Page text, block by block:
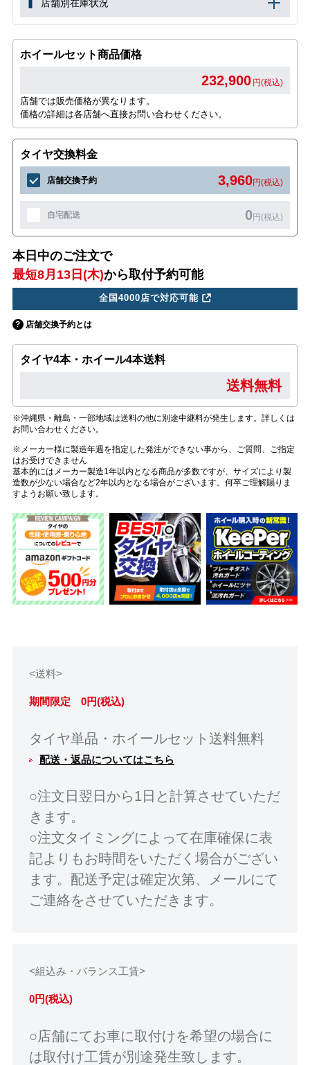
店舗別在庫状況
ホイールセット商品価格
232,900 円(税込)
店舗では販売価格が異なります。
価格の詳細は各店舗へ直接お問い合わせください。
タイヤ交換料金
店舗交換予約 3,960円(税込)
自宅配送 0円(税込)
本日中のご注文で
最短8月13日(木)から取付予約可能
全国4000店で対応可能
店舗交換予約とは
タイヤ4本・ホイール4本送料
送料無料
※沖縄県・離島・一部地域は送料の他に別途中継料が発生します。詳しくは
お問い合わせください。
※メーカー様に製造年週を指定した発注ができない事から、ご質問、ご指定
はお受けできません
基本的にはメーカー製造1年以内となる商品が多数ですが、サイズにより製
造数が少ない場合など2年以内となる場合がございます。何卒ご理解賜りま
すようお願い致します。
<送料>
期間限定 0円(税込)
タイヤ単品・ホイールセット送料無料
配送・返品についてはこちら
○注文日翌日から1日と計算させていただ
きます。
○注文タイミングによって在庫確保に表
記よりもお時間をいただく場合がござい
ます。配送予定は確定次第、メールにて
ご連絡をさせていただきます。
<組込み・バランス工賃>
0円(税込)
○店舗にてお車に取付けを希望の場合に
は取付け工賃が別途発生致します。